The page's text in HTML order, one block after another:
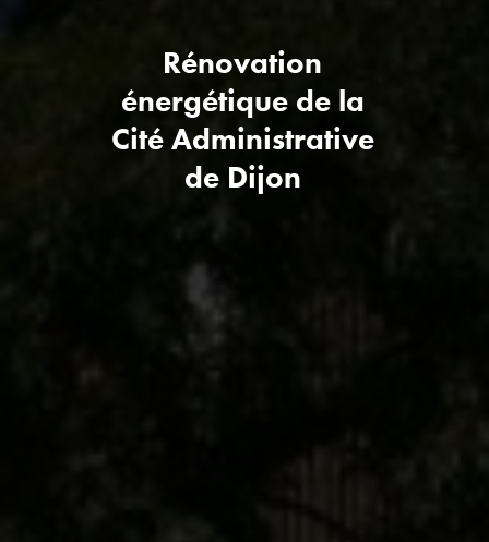
Rénovation
énergétique de la
Cité Administrative
de Dijon